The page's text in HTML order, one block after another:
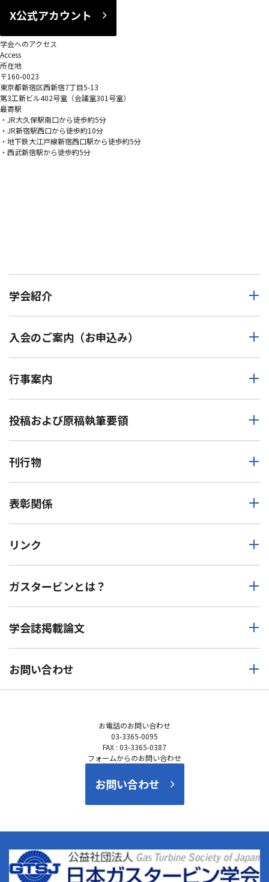
X公式アカウント
学会へのアクセス
Access
所在地
〒160-0023
東京都新宿区西新宿7丁目5-13
第3工新ビル402号室（会議室301号室）
最寄駅
・JR大久保駅南口から徒歩約5分
・JR新宿駅西口から徒歩約10分
・地下鉄大江戸線新宿西口駅から徒歩約5分
・西武新宿駅から徒歩約5分
お電話のお問い合わせ
03-3365-0095
FAX : 03-3365-0387
フォームからのお問い合わせ
お問い合わせ
学会紹介
入会のご案内（お申込み）
行事案内
投稿および原稿執筆要領
刊行物
表彰関係
リンク
ガスタービンとは？
学会誌掲載論文
お問い合わせ